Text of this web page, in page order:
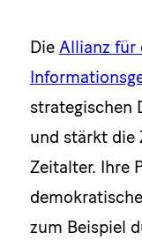
Die Allianz für
strategischen
und stärkt die
Zeitalter. Ihre
zum Beispiel